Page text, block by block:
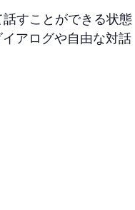
すことができる状態
アログや自由な対話